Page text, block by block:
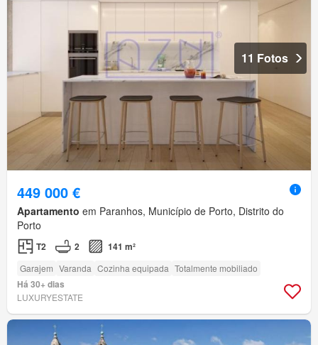
11 Fotos
449 000 €
Apartamento em Paranhos, Município de Porto, Distrito do
Porto
T2 2 141 m²
Garajem Varanda Cozinha equipada Totalmente mobiliado
Há 30+ dias
LUXURYESTATE